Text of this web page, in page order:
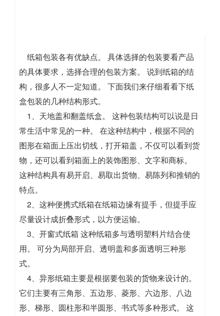
纸箱包装各有优缺点。 具体选择的包装要看产品
的具体要求，选择合理的包装方案。 说到纸箱的结
构，很多人不一定知道。 下面我们来仔细看看下纸
盒包装的几种结构形式。
1、天地盖和翻盖纸盒。 这种包装结构可以说是日
常生活中常见的一种。 在这种结构中，根据不同的
图形在箱面上压出切线，打开箱盖，不仅可以看到货
物，还可以看到箱面上的装饰图形、文字和商标。
这种结构具有易开启、易取出货物、易陈列和推销的
特点。
2、这种便携式纸箱在纸箱边缘有提手，但提手应
尽量设计成折叠形式，以方便运输。
3、开窗式纸箱 这种纸箱多与透明塑料片结合使
用。 可分为局部开启、透明盖和多面透明三种形
式。
4、异形纸箱主要是根据要包装的货物来设计的。
它们主要有三角形、五边形、菱形、六边形、八边
形、梯形、圆柱形和半圆形、书式等多种形式。 这